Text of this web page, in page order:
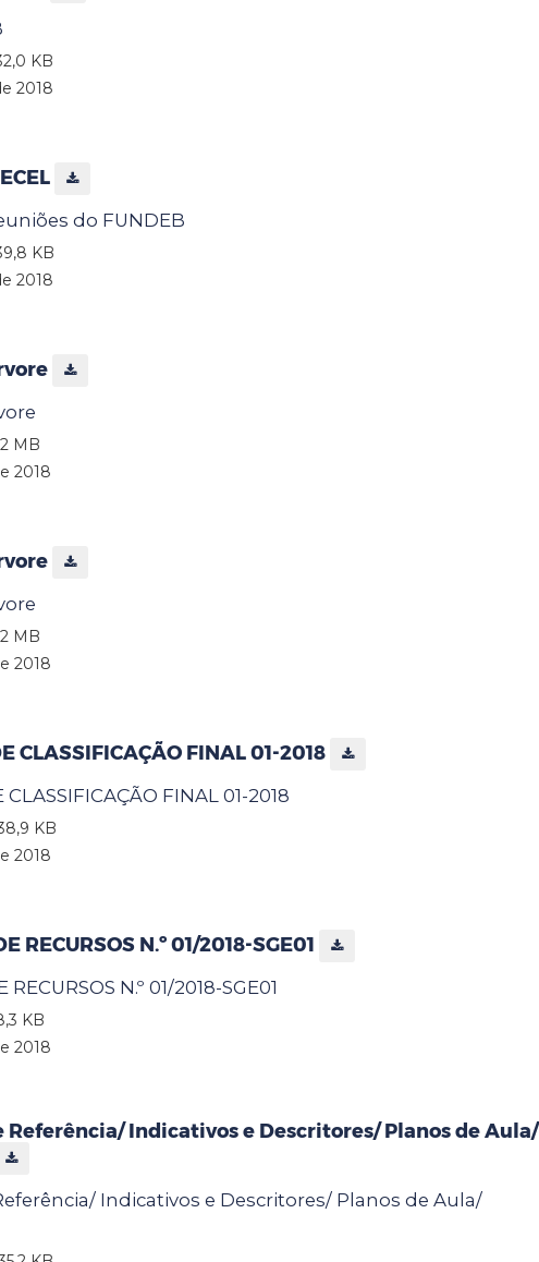
KB
2018
do FUNDEB
KB
2018
MB
2018
MB
2018
CLASSIFICAÇÃO FINAL 01-2018
FINAL 01-2018
KB
2018
RECURSOS N.º 01/2018-SGE01
N.º 01/2018-SGE01
KB
2018
Referência/ Indicativos e Descritores/ Planos de Aula/
Indicativos e Descritores/ Planos de Aula/